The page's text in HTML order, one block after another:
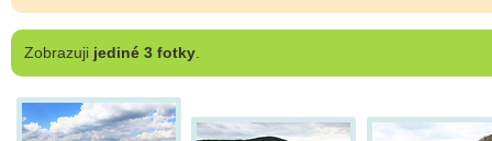
Zobrazuji jediné 3 fotky.